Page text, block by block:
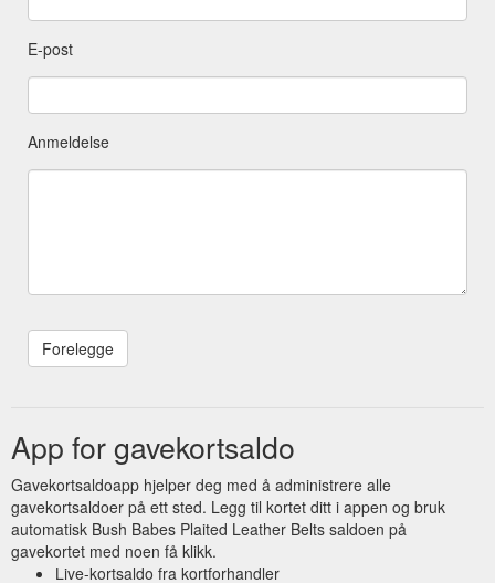
E-post
Anmeldelse
App for gavekortsaldo
Gavekortsaldoapp hjelper deg med å administrere alle
gavekortsaldoer på ett sted. Legg til kortet ditt i appen og bruk
automatisk Bush Babes Plaited Leather Belts saldoen på
gavekortet med noen få klikk.
Live-kortsaldo fra kortforhandler